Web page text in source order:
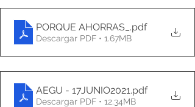
PORQUE AHORRAS_ .pdf
Descargar PDF • 1.67MB
AEGU - 17JUNIO2021.pdf
Descargar PDF • 12.34MB